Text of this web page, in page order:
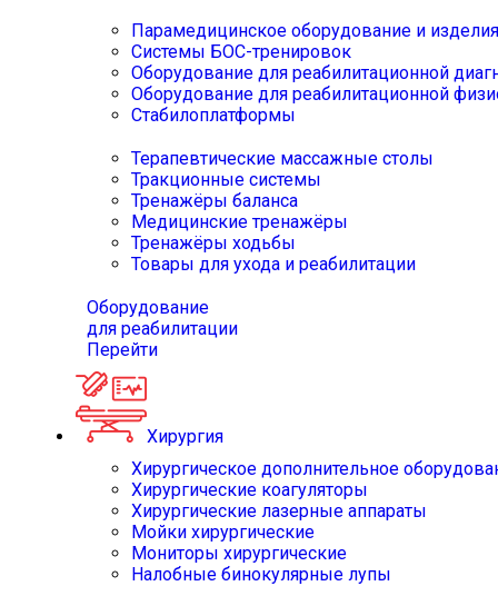
Парамедицинское оборудование и изделия
Системы БОС-тренировок
Оборудование для реабилитационной
Оборудование для реабилитационной
Стабилоплатформы
Терапевтические массажные столы
Тракционные системы
Тренажёры баланса
Медицинские тренажёры
Тренажёры ходьбы
Товары для ухода и реабилитации
Оборудование
для реабилитации
Перейти
Хирургия
Хирургическое дополнительное
Хирургические коагуляторы
Хирургические лазерные аппараты
Мойки хирургические
Мониторы хирургические
Налобные бинокулярные лупы